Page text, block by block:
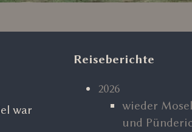
war
Primary
Sidebar
Reiseberichte
2026
wieder
und